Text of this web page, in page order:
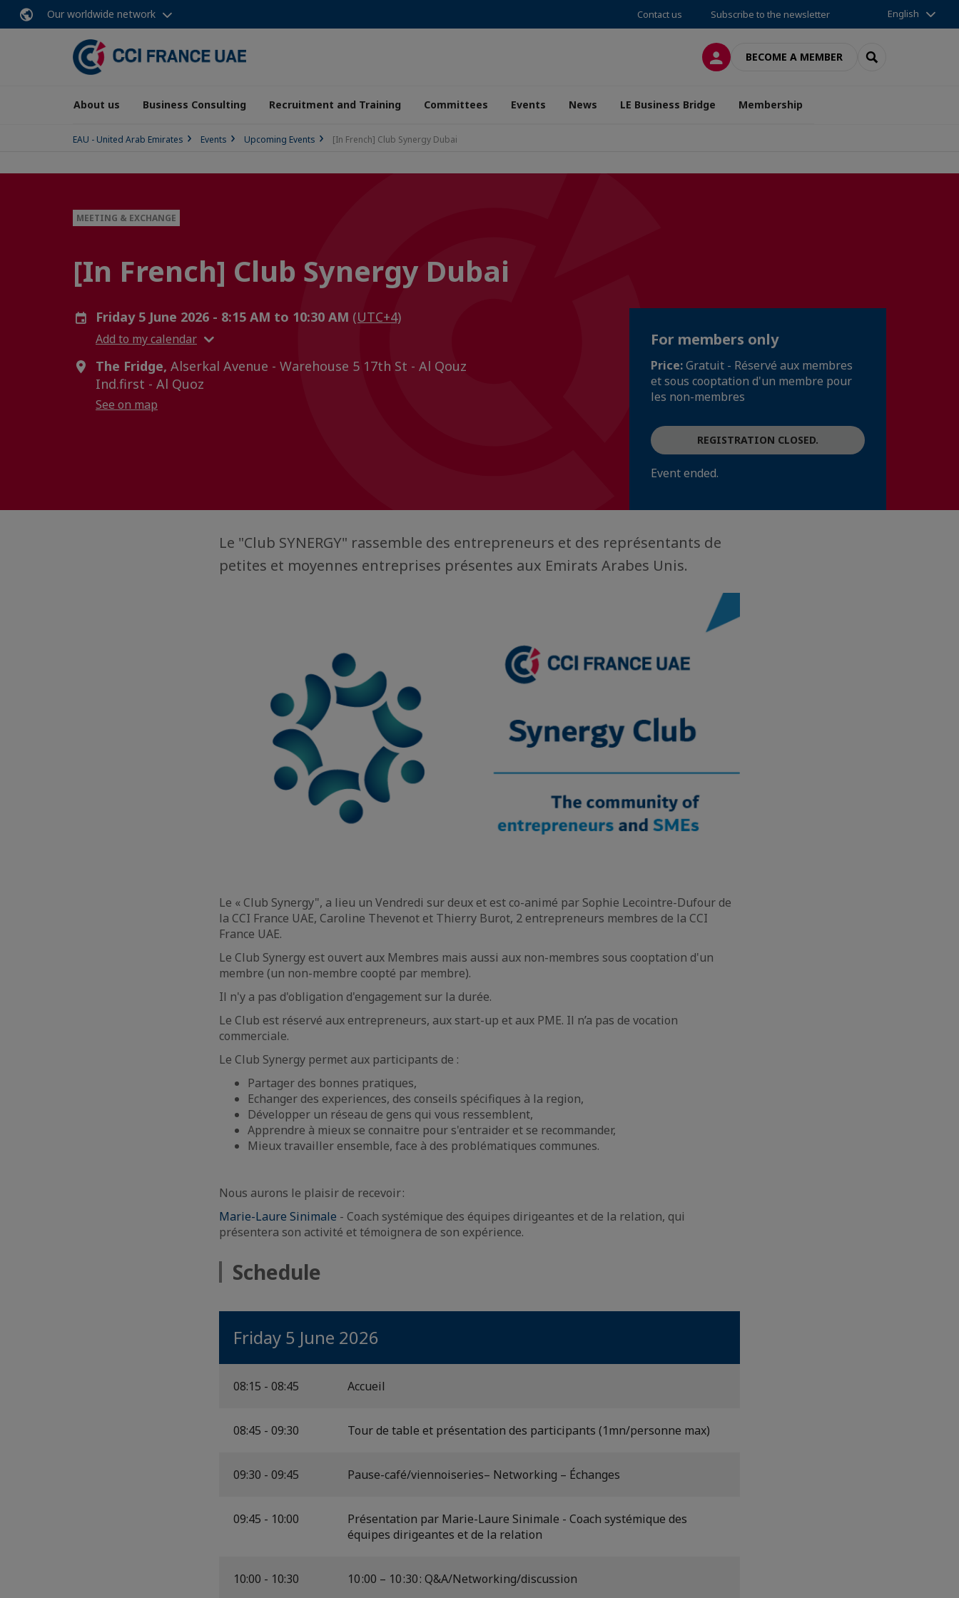
Our worldwide network Contact us Subscribe to the newsletter English
LOG INBECOME A MEMBER SEARCH
About us Business Consulting Recruitment and Training Committees Events News LE Business Bridge Membership
EAU - United Arab Emirates Events Upcoming Events [In French] Club Synergy Dubai
MEETING & EXCHANGE
[In French] Club Synergy Dubai
Friday 5 June 2026 - 8:15 AM to 10:30 AM (UTC+4)
Add to my calendar
The Fridge, Alserkal Avenue - Warehouse 5 17th St - Al Qouz
Ind.first - Al Quoz
See on map
For members only
Price:Gratuit - Réservé aux membres
et sous cooptation d'un membre pour
les non-membres
REGISTRATION CLOSED.
Event ended.
Le "Club SYNERGY" rassemble des entrepreneurs et des représentants de
petites et moyennes entreprises présentes aux Emirats Arabes Unis.
Le « Club Synergy", a lieu un Vendredi sur deux et est co-animé par Sophie Lecointre-Dufour de
la CCI France UAE, Caroline Thevenot et Thierry Burot, 2 entrepreneurs membres de la CCI
France UAE.
Le Club Synergy est ouvert aux Membres mais aussi aux non-membres sous cooptation d'un
membre (un non-membre coopté par membre).
Il n'y a pas d'obligation d'engagement sur la durée.
Le Club est réservé aux entrepreneurs, aux start-up et aux PME. Il n’a pas de vocation
commerciale.
Le Club Synergy permet aux participants de :
Partager des bonnes pratiques,
Echanger des experiences, des conseils spécifiques à la region,
Développer un réseau de gens qui vous ressemblent,
Apprendre à mieux se connaitre pour s'entraider et se recommander,
Mieux travailler ensemble, face à des problématiques communes.
Nous aurons le plaisir de recevoir :
Marie-Laure Sinimale - Coach systémique des équipes dirigeantes et de la relation, qui
présentera son activité et témoignera de son expérience.
Schedule
Friday 5 June 2026
08:15 - 08:45 Accueil
08:45 - 09:30 Tour de table et présentation des participants (1mn/personne max)
09:30 - 09:45 Pause-café/viennoiseries– Networking – Échanges
09:45 - 10:00
Présentation par Marie-Laure Sinimale - Coach systémique des
équipes dirigeantes et de la relation
10:00 - 10:30 10 :00 – 10 :30 : Q&A/Networking/discussion